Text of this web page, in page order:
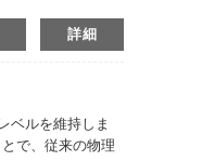
詳細
ベルを維持しま
で、従来の物理